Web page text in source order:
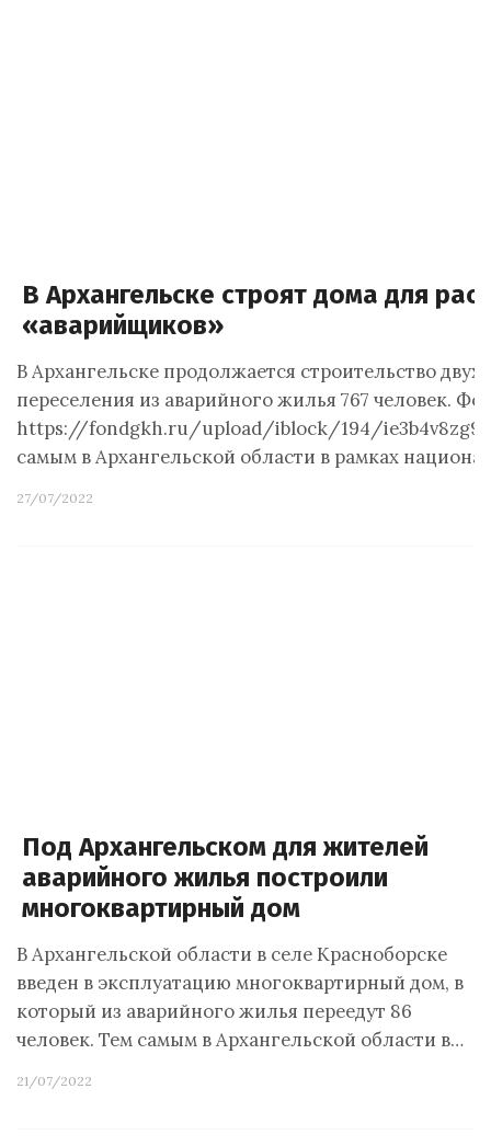
В Архангельске строят дома для
«аварийщиков»
В Архангельске продолжается строительство
переселения из аварийного жилья 767 человек.
https://fondgkh.ru/upload/iblock/194/
самым в Архангельской области в рамках
27/07/2022
Под Архангельском для жителей
аварийного жилья построили
многоквартирный дом
В Архангельской области в селе Красноборске
введен в эксплуатацию многоквартирный дом, в
который из аварийного жилья переедут 86
человек. Тем самым в Архангельской области в…
21/07/2022